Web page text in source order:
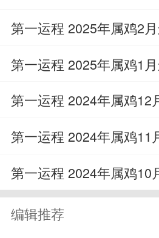
两个人能够相互体谅到
第一运程 2025年属鸡2
第一运程 2025年属鸡1
第一运程 2024年属鸡12
第一运程 2024年属鸡11
第一运程 2024年属鸡10
编辑推荐